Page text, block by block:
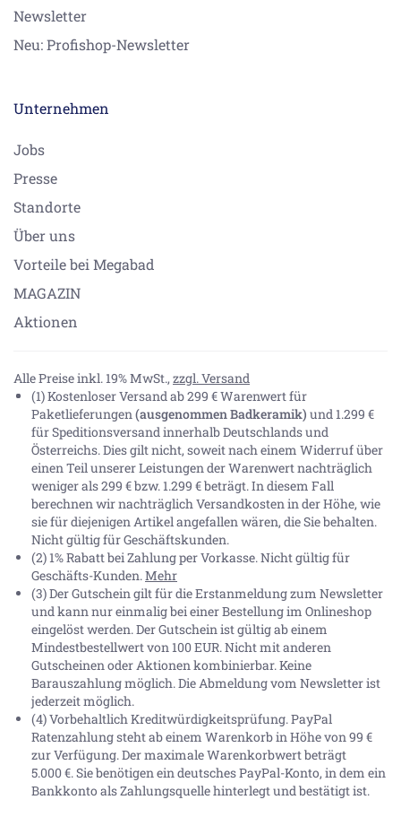
Newsletter
Neu: Profishop-Newsletter
Unternehmen
Jobs
Presse
Standorte
Über uns
Vorteile bei Megabad
MAGAZIN
Aktionen
Alle Preise inkl. 19% MwSt., zzgl. Versand
(1) Kostenloser Versand ab 299 € Warenwert für
Paketlieferungen(ausgenommen Badkeramik) und 1.299 €
für Speditionsversand innerhalb Deutschlands und
Österreichs. Dies gilt nicht, soweit nach einem Widerruf über
einen Teil unserer Leistungen der Warenwert nachträglich
weniger als 299 € bzw. 1.299 € beträgt. In diesem Fall
berechnen wir nachträglich Versandkosten in der Höhe, wie
sie für diejenigen Artikel angefallen wären, die Sie behalten.
Nicht gültig für Geschäftskunden.
(2) 1% Rabatt bei Zahlung per Vorkasse. Nicht gültig für
Geschäfts-Kunden.Mehr
(3) Der Gutschein gilt für die Erstanmeldung zum Newsletter
und kann nur einmalig bei einer Bestellung im Onlineshop
eingelöst werden. Der Gutschein ist gültig ab einem
Mindestbestellwert von 100 EUR. Nicht mit anderen
Gutscheinen oder Aktionen kombinierbar. Keine
Barauszahlung möglich. Die Abmeldung vom Newsletter ist
jederzeit möglich.
(4) Vorbehaltlich Kreditwürdigkeitsprüfung. PayPal
Ratenzahlung steht ab einem Warenkorb in Höhe von99 €
zur Verfügung. Der maximale Warenkorbwert beträgt
5.000 €. Sie benötigen ein deutsches PayPal-Konto, in dem ein
Bankkonto als Zahlungsquelle hinterlegt und bestätigt ist.